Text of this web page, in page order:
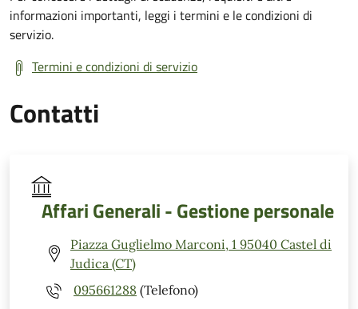
informazioni importanti, leggi i termini e le condizioni di
servizio.
Termini e condizioni di servizio
Contatti
Affari Generali - Gestione personale
Piazza Guglielmo Marconi, 1 95040 Castel di
Judica (CT)
095661288 (Telefono)